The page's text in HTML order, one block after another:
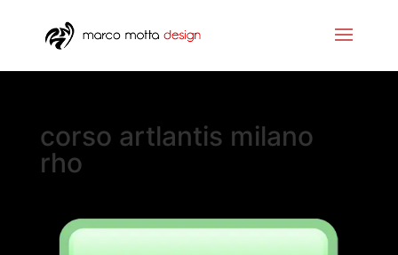
corso artlantis milano
rho